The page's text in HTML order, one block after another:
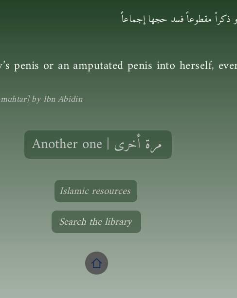
مقطوعاً فسد حجها إجماعاً
penis or an amputated penis into herself,
by Ibn Abidin
Another one | مرة أخرى
Islamic resources
Search the library